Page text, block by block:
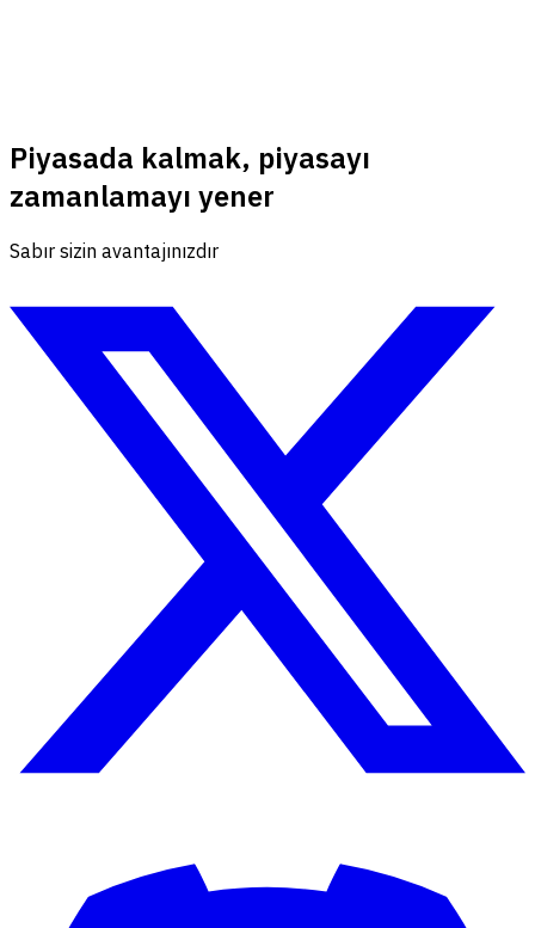
Piyasada kalmak, piyasayı
zamanlamayı yener
Sabır sizin avantajınızdır